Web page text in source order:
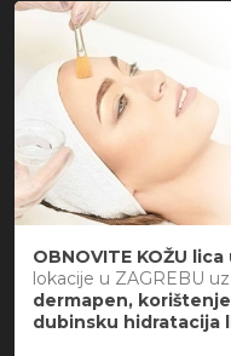
OBNOVITE KOŽU
lokacije u ZAGREBU
dermapen,
dubinsku hidratacija